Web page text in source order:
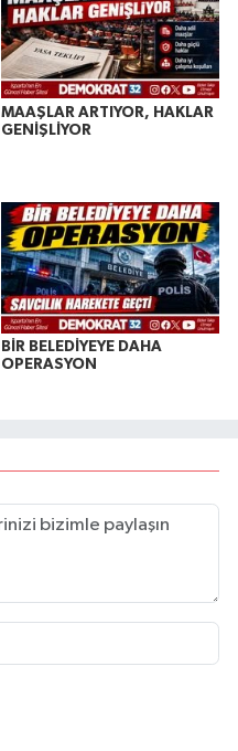
MAAŞLAR ARTIYOR, HAKLAR
GENİŞLİYOR
BİR BELEDİYEYE DAHA
OPERASYON